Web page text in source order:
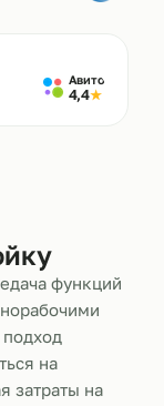
Авито
4,4★
функций
на
затраты на